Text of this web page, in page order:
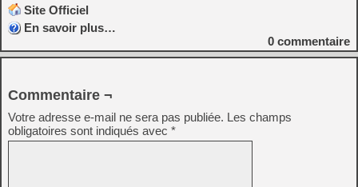
Site Officiel
En savoir plus…
0 commentaire
Commentaire ¬
Votre adresse e-mail ne sera pas publiée. Les champs
obligatoires sont indiqués avec *